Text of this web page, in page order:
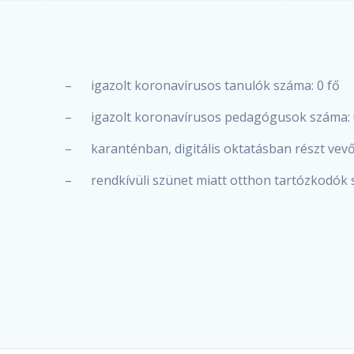
– igazolt koronavírusos tanulók száma: 0 fő
– igazolt koronavírusos pedagógusok száma:
– karanténban, digitális oktatásban részt vevő
– rendkívüli szünet miatt otthon tartózkodók